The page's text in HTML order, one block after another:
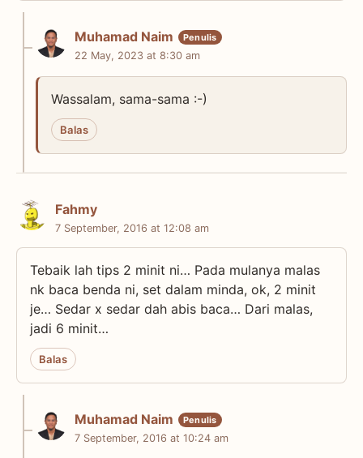
Muhamad Naim
22 May, 2023 at 8:30 am
Wassalam, sama-sama :-)
Balas
Fahmy
7 September, 2016 at 12:08 am
Tebaik lah tips 2 minit ni… Pada mulanya malas
nk baca benda ni, set dalam minda, ok, 2 minit
je… Sedar x sedar dah abis baca… Dari malas,
jadi 6 minit…
Balas
Muhamad Naim
7 September, 2016 at 10:24 am